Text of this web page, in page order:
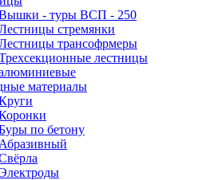
- туры ВСП - 250
стремянки
трансофрмеры
лестницы
материалы
по бетону
Абразивный